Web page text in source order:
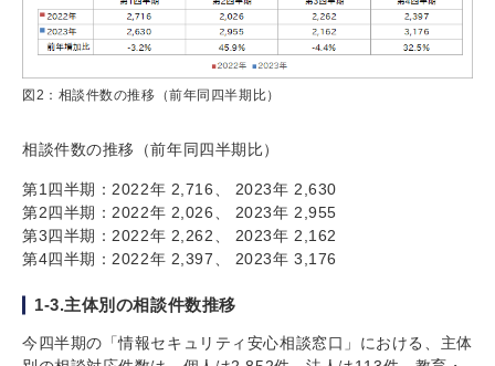
図2：相談件数の推移（前年同四半期比）
相談件数の推移（前年同四半期比）
第1四半期：2022年 2,716、 2023年 2,630
第2四半期：2022年 2,026、 2023年 2,955
第3四半期：2022年 2,262、 2023年 2,162
第4四半期：2022年 2,397、 2023年 3,176
1-3.主体別の相談件数推移
今四半期の「情報セキュリティ安心相談窓口」における、主体